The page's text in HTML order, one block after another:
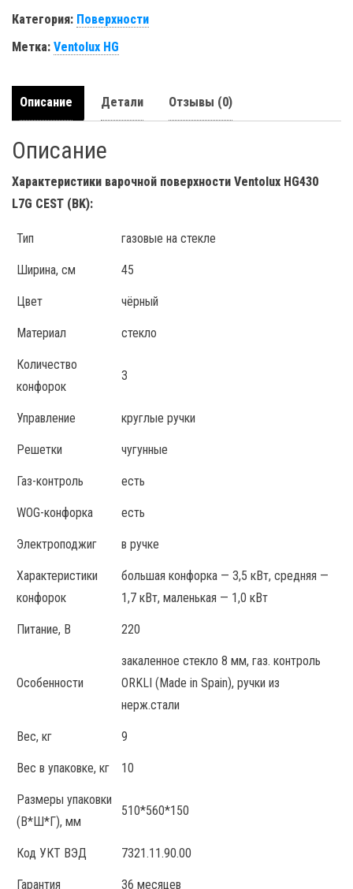
Категория: Поверхности
Метка: Ventolux HG
Описание Детали Отзывы (0)
Описание
Характеристики варочной поверхности Ventolux HG430
L7G CEST (BK):
Тип газовые на стекле
Ширина, см 45
Цвет чёрный
Материал стекло
Количество
конфорок
3
Управление круглые ручки
Решетки чугунные
Газ-контроль есть
WOG-конфорка есть
Электроподжиг в ручке
Характеристики
конфорок
большая конфорка — 3,5 кВт, средняя —
1,7 кВт, маленькая — 1,0 кВт
Питание, В 220
Особенности
закаленное стекло 8 мм, газ. контроль
ORKLI (Made in Spain), ручки из
нерж.стали
Вес, кг 9
Вес в упаковке, кг 10
Размеры упаковки
(В*Ш*Г), мм
510*560*150
Код УКТ ВЭД 7321.11.90.00
Гарантия 36 месяцев